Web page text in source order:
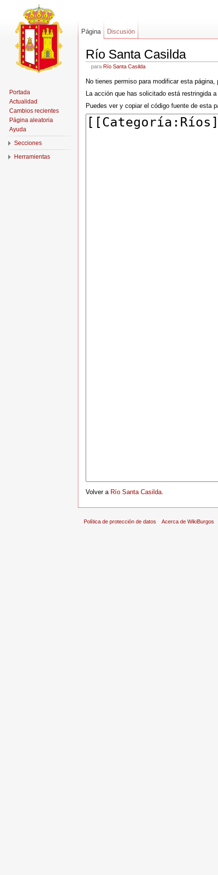
Río Santa Casilda
para Río Santa Casilda
No tienes permiso para modificar esta
La acción que has solicitado está restringida
Puedes ver y copiar el código fuente de esta
Volver a Río Santa Casilda
Página Discusión
Portada
Actualidad
Cambios recientes
Página aleatoria
Ayuda
Secciones
Herramientas
Política de protección de datos Acerca de WikiBurgos